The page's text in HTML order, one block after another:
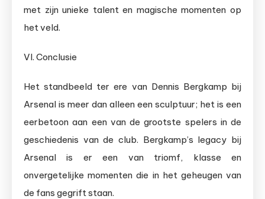
met zijn unieke talent en magische momenten op
het veld.
VI. Conclusie
Het standbeeld ter ere van Dennis Bergkamp bij
Arsenal is meer dan alleen een sculptuur; het is een
eerbetoon aan een van de grootste spelers in de
geschiedenis van de club. Bergkamp’s legacy bij
Arsenal is er een van triomf, klasse en
onvergetelijke momenten die in het geheugen van
de fans gegrift staan.